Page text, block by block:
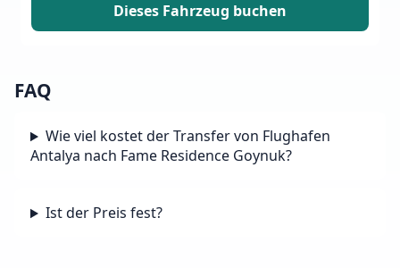
Dieses Fahrzeug buchen
FAQ
Wie viel kostet der Transfer von Flughafen
Antalya nach Fame Residence Goynuk?
Ist der Preis fest?